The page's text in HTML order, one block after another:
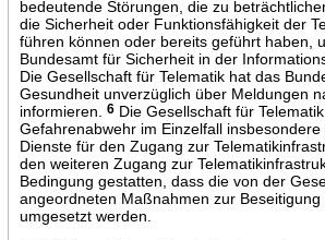
bedeutende Störungen, die zu
die Sicherheit oder Funktionsfähigkeit der
führen können oder bereits geführt haben,
Bundesamt für Sicherheit in der
Die Gesellschaft für Telematik hat das
Gesundheit unverzüglich über Meldungen
informieren.
6Die Gesellschaft für
Gefahrenabwehr im Einzelfall
Dienste für den Zugang zur
den weiteren Zugang zur
Bedingung gestatten, dass die von der
angeordneten Maßnahmen zur Beseitigung
umgesetzt werden.